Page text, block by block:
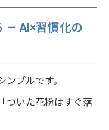
— AI×習慣化の
プルです。
ついた花粉はすぐ落